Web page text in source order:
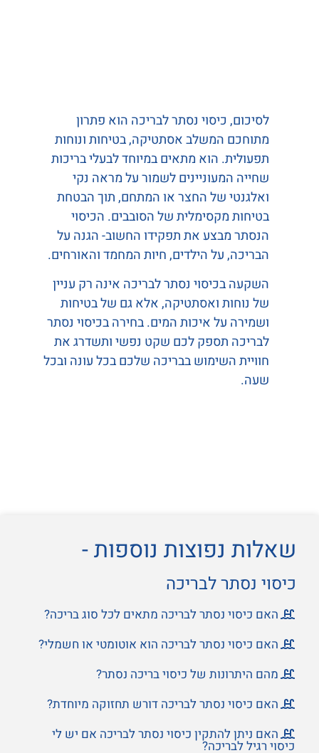
לסיכום, כיסוי נסתר לבריכה הוא פתרון
מתוחכם המשלב אסתטיקה, בטיחות ונוחות
תפעולית. הוא מתאים במיוחד לבעלי בריכות
שחייה המעוניינים לשמור על מראה נקי
ואלגנטי של החצר או המתחם, תוך הבטחת
בטיחות מקסימלית של הסובבים. הכיסוי
הנסתר מבצע את תפקידו החשוב- הגנה על
הבריכה, על הילדים, חיות המחמד והאורחים.
השקעה בכיסוי נסתר לבריכה אינה רק עניין
של נוחות ואסתטיקה, אלא גם של בטיחות
ושמירה על איכות המים. בחירה בכיסוי נסתר
לבריכה תספק לכם שקט נפשי ותשדרג את
חוויית השימוש בבריכה שלכם בכל עונה ובכל
שעה.
שאלות נפוצות נוספות -
כיסוי נסתר לבריכה
האם כיסוי נסתר לבריכה מתאים לכל סוג בריכה?
האם כיסוי נסתר לבריכה הוא אוטומטי או חשמלי?
מהם היתרונות של כיסוי בריכה נסתר?
האם כיסוי נסתר לבריכה דורש תחזוקה מיוחדת?
האם ניתן להתקין כיסוי נסתר לבריכה אם יש לי
כיסוי רגיל לבריכה?